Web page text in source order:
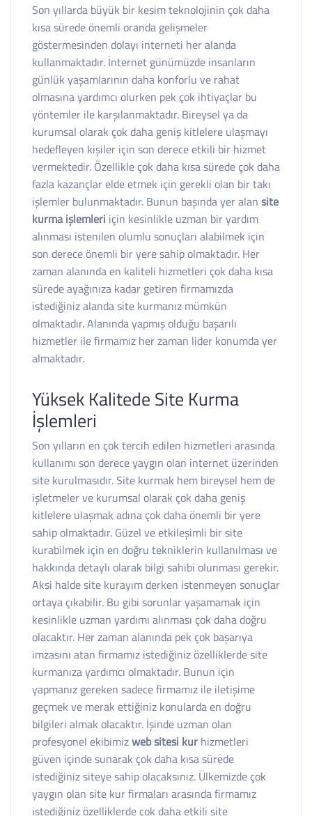
Son yıllarda büyük bir kesim teknolojinin çok daha
kısa sürede önemli oranda gelişmeler
göstermesinden dolayı interneti her alanda
kullanmaktadır. İnternet günümüzde insanların
günlük yaşamlarının daha konforlu ve rahat
olmasına yardımcı olurken pek çok ihtiyaçlar bu
yöntemler ile karşılanmaktadır. Bireysel ya da
kurumsal olarak çok daha geniş kitlelere ulaşmayı
hedefleyen kişiler için son derece etkili bir hizmet
vermektedir. Özellikle çok daha kısa sürede çok daha
fazla kazançlar elde etmek için gerekli olan bir takı
işlemler bulunmaktadır. Bunun başında yer alan site
kurma işlemleri için kesinlikle uzman bir yardım
alınması istenilen olumlu sonuçları alabilmek için
son derece önemli bir yere sahip olmaktadır. Her
zaman alanında en kaliteli hizmetleri çok daha kısa
sürede ayağınıza kadar getiren firmamızda
istediğiniz alanda site kurmanız mümkün
olmaktadır. Alanında yapmış olduğu başarılı
hizmetler ile firmamız her zaman lider konumda yer
almaktadır.
Yüksek Kalitede Site Kurma
İşlemleri
Son yılların en çok tercih edilen hizmetleri arasında
kullanımı son derece yaygın olan internet üzerinden
site kurulmasıdır. Site kurmak hem bireysel hem de
işletmeler ve kurumsal olarak çok daha geniş
kitlelere ulaşmak adına çok daha önemli bir yere
sahip olmaktadır. Güzel ve etkileşimli bir site
kurabilmek için en doğru tekniklerin kullanılması ve
hakkında detaylı olarak bilgi sahibi olunması gerekir.
Aksi halde site kurayım derken istenmeyen sonuçlar
ortaya çıkabilir. Bu gibi sorunlar yaşamamak için
kesinlikle uzman yardımı alınması çok daha doğru
olacaktır. Her zaman alanında pek çok başarıya
imzasını atan firmamız istediğiniz özelliklerde site
kurmanıza yardımcı olmaktadır. Bunun için
yapmanız gereken sadece firmamız ile iletişime
geçmek ve merak ettiğiniz konularda en doğru
bilgileri almak olacaktır. İşinde uzman olan
profesyonel ekibimizweb sitesi kur hizmetleri
güven içinde sunarak çok daha kısa sürede
istediğiniz siteye sahip olacaksınız. Ülkemizde çok
yaygın olan site kur firmaları arasında firmamız
istediğiniz özelliklerde çok daha etkili site